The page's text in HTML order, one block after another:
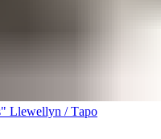
Llewellyn / Таро